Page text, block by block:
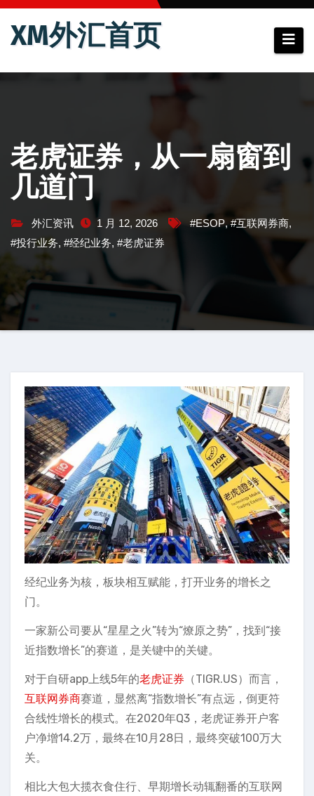
跳
XM外汇首页
老虎证券，从一扇窗到
几道门
外汇资讯 1 月 12, 2026 #ESOP,#互联网券商,
#投行业务, #经纪业务, #老虎证券
经纪业务为核，板块相互赋能，打开业务的增长之
门。
一家新公司要从“星星之火”转为“燎原之势”，找到“接
近指数增长”的赛道，是关键中的关键。
对于自研app上线5年的老虎证券 （TIGR.US）而言，
互联网券商赛道，显然离“指数增长”有点远，倒更符
合线性增长的模式。在2020年Q3，老虎证券开户客
户净增14.2万，最终在10月28日，最终突破100万大
关。
相比大包大揽衣食住行、早期增长动辄翻番的互联网